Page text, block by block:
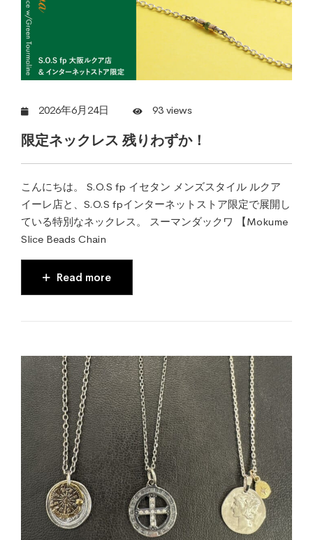
2026年6月24日 93 views
限定ネックレス 残りわずか！
こんにちは。 S.O.S fp イセタン メンズスタイル ルクア
イーレ店と、S.O.S fpインターネットストア限定で展開し
ている特別なネックレス。 スーマンダックワ 【Mokume
Slice Beads Chain
Read more